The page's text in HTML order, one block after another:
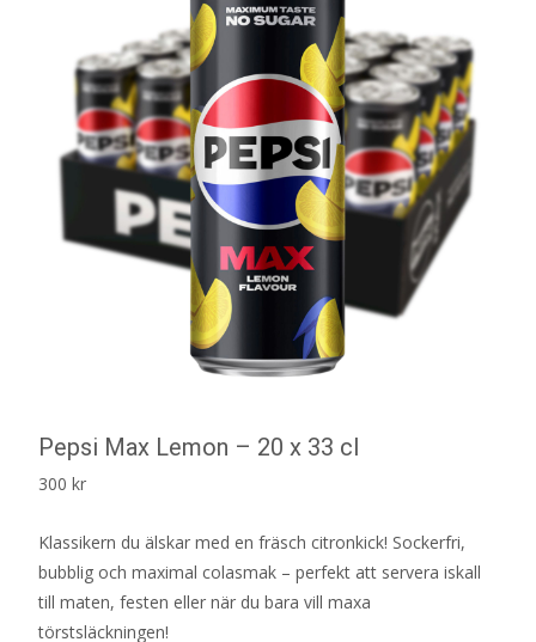
Pepsi Max Lemon – 20 x 33 cl
300 kr
Klassikern du älskar med en fräsch citronkick! Sockerfri,
bubblig och maximal colasmak – perfekt att servera iskall
till maten, festen eller när du bara vill maxa
törstsläckningen!